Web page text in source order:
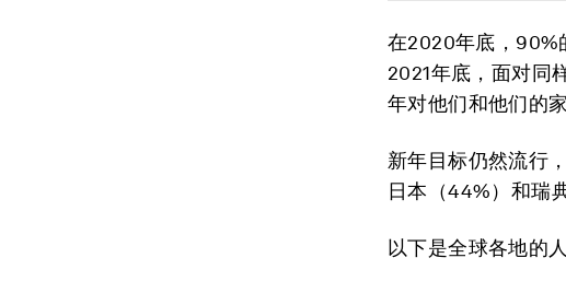
在2020年底，90%
2021年底，面对同
年对他们和他们的
新年目标仍然流行
日本（44%）和瑞
以下是全球各地的